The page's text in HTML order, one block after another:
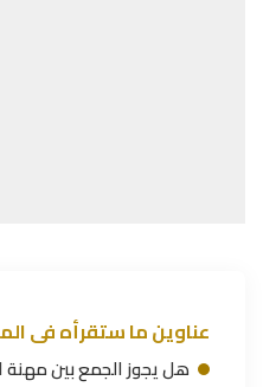
عناوين ما ستقرأه فى
هل يجوز الجمع بين